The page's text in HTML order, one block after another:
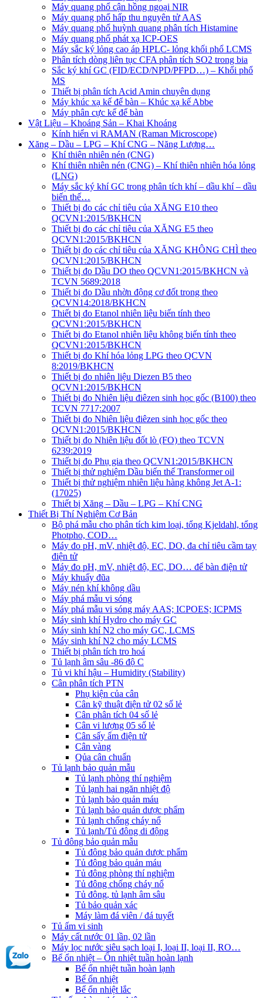
Máy quang phổ cận hồng ngoại NIR
Máy quang phổ hấp thu nguyên tử AAS
Máy quang phổ huỳnh quang phân tích Histamine
Máy quang phổ phát xạ ICP-OES
Máy sắc ký lỏng cao áp HPLC- lỏng khối phổ LCMS
Phân tích dòng liên tục CFA phân tích SO2 trong bia
Sắc ký khí GC (FID/ECD/NPD/PFPD…) – Khối phổ
MS
Thiết bị phân tích Acid Amin chuyên dụng
Máy khúc xạ kế để bàn – Khúc xạ kế Abbe
Máy phân cực kế để bàn
Vật Liệu – Khoáng Sản – Khai Khoáng
Kính hiển vi RAMAN (Raman Microscope)
Xăng – Dầu – LPG – Khí CNG – Năng Lượng…
Khí thiên nhiên nén (CNG)
Khí thiên nhiên nén (CNG) – Khí thiên nhiên hóa lỏng
(LNG)
Máy sắc ký khí GC trong phân tích khí – dầu khí – dầu
biến thế…
Thiết bị đo các chỉ tiêu của XĂNG E10 theo
QCVN1:2015/BKHCN
Thiết bị đo các chỉ tiêu của XĂNG E5 theo
QCVN1:2015/BKHCN
Thiết bị đo các chỉ tiêu của XĂNG KHÔNG CHÌ theo
QCVN1:2015/BKHCN
Thiết bị đo Dầu DO theo QCVN1:2015/BKHCN và
TCVN 5689:2018
Thiết bị đo Dầu nhờn động cơ đốt trong theo
QCVN14:2018/BKHCN
Thiết bị đo Etanol nhiên liệu biến tính theo
QCVN1:2015/BKHCN
Thiết bị đo Etanol nhiên liệu không biến tính theo
QCVN1:2015/BKHCN
Thiết bị đo Khí hóa lỏng LPG theo QCVN
8:2019/BKHCN
Thiết bị đo nhiên liệu Diezen B5 theo
QCVN1:2015/BKHCN
Thiết bị đo Nhiên liệu điêzen sinh học gốc (B100) theo
TCVN 7717:2007
Thiết bị đo Nhiên liệu điêzen sinh học gốc theo
QCVN1:2015/BKHCN
Thiết bị đo Nhiên liệu đốt lò (FO) theo TCVN
6239:2019
Thiết bị đo Phụ gia theo QCVN1:2015/BKHCN
Thiết bị thử nghiệm Dầu biến thế Transformer oil
Thiết bị thử nghiệm nhiên liệu hàng không Jet A-1:
(17025)
Thiết bị Xăng – Dầu – LPG – Khí CNG
Thiết Bị Thí Nghiệm Cơ Bản
Bộ phá mẫu cho phân tích kim loại, tổng Kjeldahl, tổng
Photpho, COD…
Máy đo pH, mV, nhiệt độ, EC, DO, đa chỉ tiêu cầm tay
điện tử
Máy đo pH, mV, nhiệt độ, EC, DO… để bàn điện tử
Máy khuấy đũa
Máy nén khí không dầu
Máy phá mẫu vi sóng
Máy phá mẫu vi sóng máy AAS; ICPOES; ICPMS
Máy sinh khí Hydro cho máy GC
Máy sinh khí N2 cho máy GC, LCMS
Máy sinh khí N2 cho máy LCMS
Thiết bị phân tích tro hoá
Tủ lạnh âm sâu -86 độ C
Tủ vi khí hậu – Humidity (Stability)
Cân phân tích PTN
Phụ kiện của cân
Cân kỹ thuật điện tử 02 số lẻ
Cân phân tích 04 số lẻ
Cân vi lượng 05 số lẻ
Cân sấy ẩm điện tử
Cân vàng
Qủa cân chuẩn
Tủ lạnh bảo quản mẫu
Tủ lạnh phòng thí nghiệm
Tủ lạnh hai ngăn nhiệt độ
Tủ lạnh bảo quản máu
Tủ lạnh bảo quản dược phẩm
Tủ lạnh chống cháy nổ
Tủ lạnh/Tủ đông di động
Tủ đông bảo quản mẫu
Tủ đông bảo quản dược phẩm
Tủ đông bảo quản máu
Tủ đông phòng thí nghiệm
Tủ đông chống cháy nổ
Tủ đông, tủ lạnh âm sâu
Tủ bảo quản xác
Máy làm đá viên / đá tuyết
Tủ ấm vi sinh
Máy cất nước 01 lần, 02 lần
Máy lọc nước siêu sạch loại I, loại II, loại II, RO…
Bể ổn nhiệt – Ổn nhiệt tuần hoàn lạnh
Bể ổn nhiệt tuần hoàn lạnh
Bể ổn nhiệt
Bể ổn nhiệt lắc